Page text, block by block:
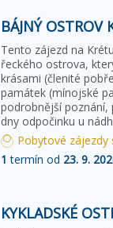
BÁJNÝ OSTROV
Tento zájezd na
řeckého ostrova,
krásami (členité
památek (mínojské
podrobnější poznání,
dny odpočinku u
Pobytové zájezdy
1 termín od 23. 9.
KYKLADSKÉ